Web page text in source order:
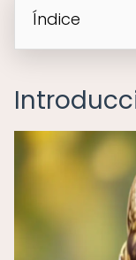
Índice